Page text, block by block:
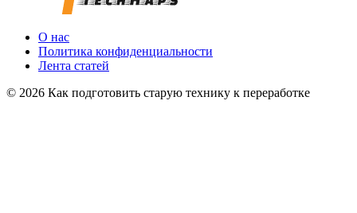
О нас
Политика конфиденциальности
Лента статей
© 2026 Как подготовить старую технику к переработке